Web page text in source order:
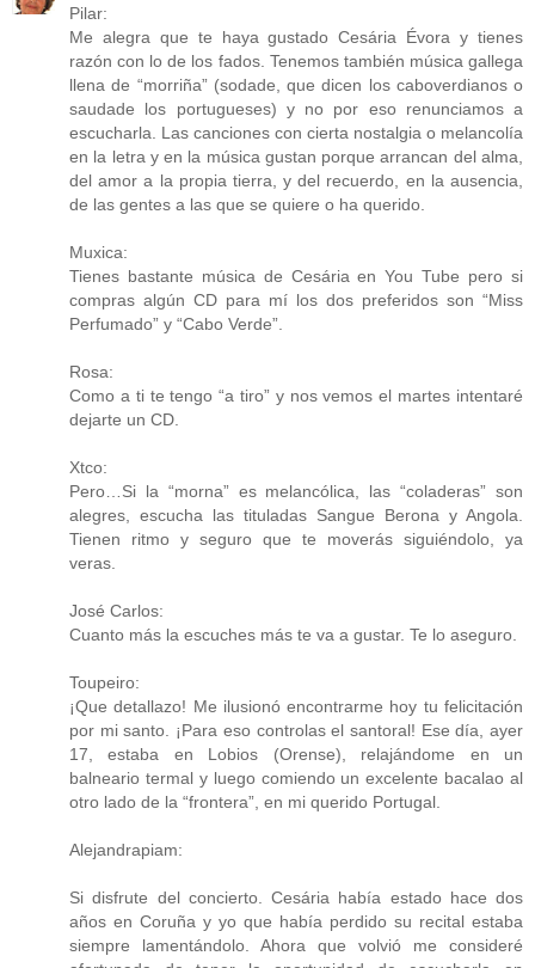
Pilar:
Me alegra que te haya gustado Cesária Évora y tienes
razón con lo de los fados. Tenemos también música gallega
llena de “morriña” (sodade, que dicen los caboverdianos o
saudade los portugueses) y no por eso renunciamos a
escucharla. Las canciones con cierta nostalgia o melancolía
en la letra y en la música gustan porque arrancan del alma,
del amor a la propia tierra, y del recuerdo, en la ausencia,
de las gentes a las que se quiere o ha querido.
Muxica:
Tienes bastante música de Cesária en You Tube pero si
compras algún CD para mí los dos preferidos son “Miss
Perfumado” y “Cabo Verde”.
Rosa:
Como a ti te tengo “a tiro” y nos vemos el martes intentaré
dejarte un CD.
Xtco:
Pero…Si la “morna” es melancólica, las “coladeras” son
alegres, escucha las tituladas Sangue Berona y Angola.
Tienen ritmo y seguro que te moverás siguiéndolo, ya
veras.
José Carlos:
Cuanto más la escuches más te va a gustar. Te lo aseguro.
Toupeiro:
¡Que detallazo! Me ilusionó encontrarme hoy tu felicitación
por mi santo. ¡Para eso controlas el santoral! Ese día, ayer
17, estaba en Lobios (Orense), relajándome en un
balneario termal y luego comiendo un excelente bacalao al
otro lado de la “frontera”, en mi querido Portugal.
Alejandrapiam:
Si disfrute del concierto. Cesária había estado hace dos
años en Coruña y yo que había perdido su recital estaba
siempre lamentándolo. Ahora que volvió me consideré